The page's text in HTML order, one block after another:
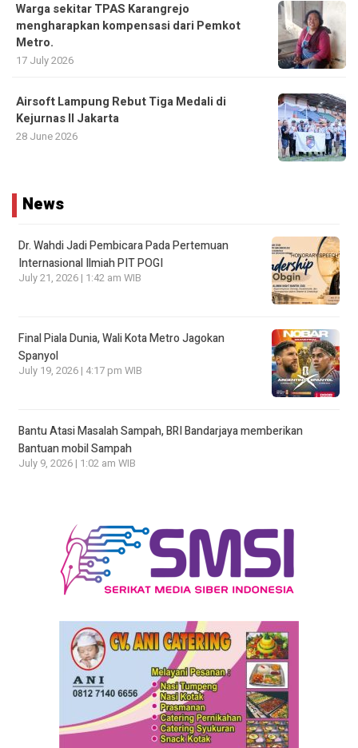
Warga sekitar TPAS Karangrejo
mengharapkan kompensasi dari Pemkot
Metro.
17 July 2026
Airsoft Lampung Rebut Tiga Medali di
Kejurnas II Jakarta
28 June 2026
News
Dr. Wahdi Jadi Pembicara Pada Pertemuan
Internasional Ilmiah PIT POGI
July 21, 2026 | 1:42 am WIB
Final Piala Dunia, Wali Kota Metro Jagokan
Spanyol
July 19, 2026 | 4:17 pm WIB
Bantu Atasi Masalah Sampah, BRI Bandarjaya memberikan
Bantuan mobil Sampah
July 9, 2026 | 1:02 am WIB